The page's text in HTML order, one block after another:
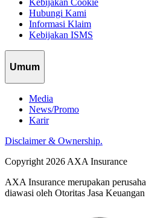
Kebijakan Cookie
Hubungi Kami
Informasi Klaim
Kebijakan ISMS
Umum
Media
News/Promo
Karir
Disclaimer & Ownership.
Copyright 2026 AXA Insurance
AXA Insurance merupakan
diawasi oleh Otoritas Jasa Keuangan